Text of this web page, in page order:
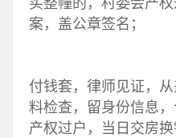
买整幢的，村委会产
案，盖公章签名；
付钱套，律师见证，
料检查，留身份信息
产权过户，当日交房换